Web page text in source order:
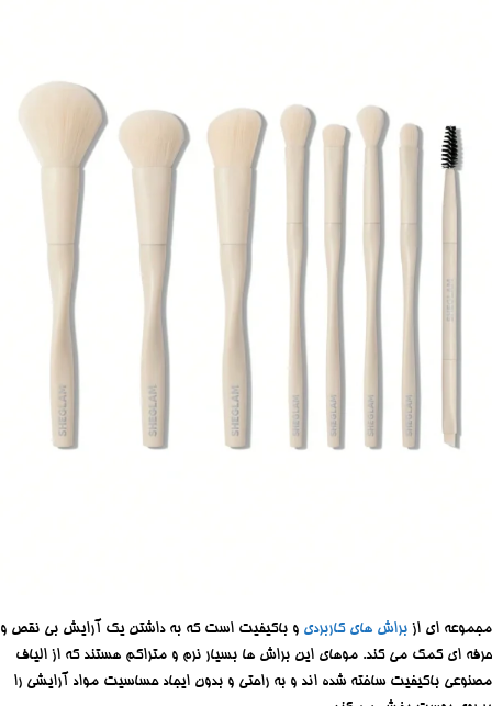
مجموعه ای از براش های کاربردی و باکیفیت است که به داشتن یک آرایش بی نقص و
حرفه ای کمک می کند. موهای این براش ها بسیار نرم و متراکم هستند که از الیاف
مصنوعی باکیفیت ساخته شده اند و به ‌راحتی و بدون ایجاد حساسیت مواد آرایشی را